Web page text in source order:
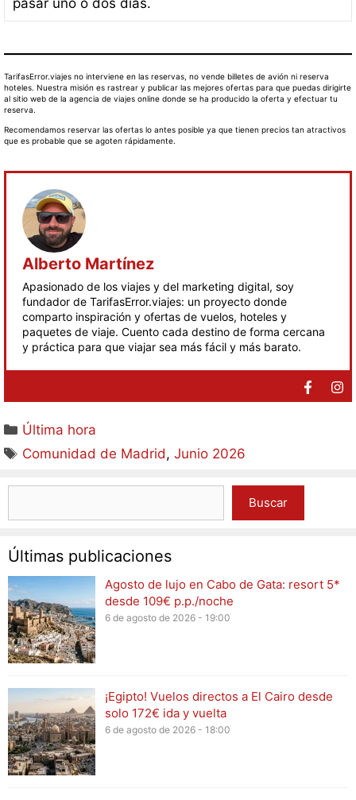
pasar uno o dos días.
TarifasError.viajes no interviene en las reservas, no vende billetes de avión ni reserva
hoteles. Nuestra misión es rastrear y publicar las mejores ofertas para que puedas dirigirte
al sitio web de la agencia de viajes online donde se ha producido la oferta y efectuar tu
reserva.
Recomendamos reservar las ofertas lo antes posible ya que tienen precios tan atractivos
que es probable que se agoten rápidamente.
Alberto Martínez
Apasionado de los viajes y del marketing digital, soy
fundador de TarifasError.viajes: un proyecto donde
comparto inspiración y ofertas de vuelos, hoteles y
paquetes de viaje. Cuento cada destino de forma cercana
y práctica para que viajar sea más fácil y más barato.
Última hora
Comunidad de Madrid,Junio 2026
Buscar
Últimas publicaciones
Agosto de lujo en Cabo de Gata: resort 5*
desde 109€ p.p./noche
6 de agosto de 2026 - 19:00
¡Egipto! Vuelos directos a El Cairo desde
solo 172€ ida y vuelta
6 de agosto de 2026 - 18:00